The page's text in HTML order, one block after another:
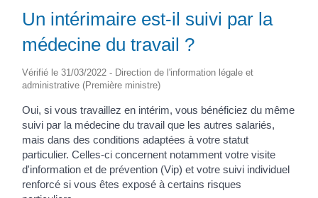
Un intérimaire est-il suivi par la
médecine du travail ?
Vérifié le 31/03/2022 - Direction de l'information légale et
administrative (Première ministre)
Oui, si vous travaillez en intérim, vous bénéficiez du même
suivi par la médecine du travail que les autres salariés,
mais dans des conditions adaptées à votre statut
particulier. Celles-ci concernent notamment votre visite
d'information et de prévention (Vip) et votre suivi individuel
renforcé si vous êtes exposé à certains risques